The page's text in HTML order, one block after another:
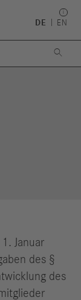
DE EN

Januar
des §
des